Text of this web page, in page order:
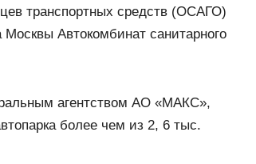
транспортных средств (ОСАГО)
Автокомбинат санитарного
агентством АО «МАКС»,
более чем из 2, 6 тыс.